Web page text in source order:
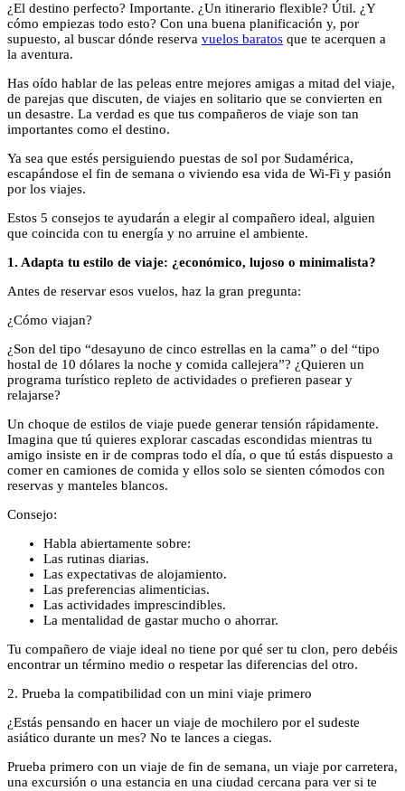
¿El destino perfecto? Importante. ¿Un itinerario flexible? Útil. ¿Y
cómo empiezas todo esto? Con una buena planificación y, por
supuesto, al buscar dónde reserva vuelos baratos que te acerquen a
la aventura.
Has oído hablar de las peleas entre mejores amigas a mitad del viaje,
de parejas que discuten, de viajes en solitario que se convierten en
un desastre. La verdad es que tus compañeros de viaje son tan
importantes como el destino.
Ya sea que estés persiguiendo puestas de sol por Sudamérica,
escapándose el fin de semana o viviendo esa vida de Wi-Fi y pasión
por los viajes.
Estos 5 consejos te ayudarán a elegir al compañero ideal, alguien
que coincida con tu energía y no arruine el ambiente.
1. Adapta tu estilo de viaje: ¿económico, lujoso o minimalista?
Antes de reservar esos vuelos, haz la gran pregunta:
¿Cómo viajan?
¿Son del tipo “desayuno de cinco estrellas en la cama” o del “tipo
hostal de 10 dólares la noche y comida callejera”? ¿Quieren un
programa turístico repleto de actividades o prefieren pasear y
relajarse?
Un choque de estilos de viaje puede generar tensión rápidamente.
Imagina que tú quieres explorar cascadas escondidas mientras tu
amigo insiste en ir de compras todo el día, o que tú estás dispuesto a
comer en camiones de comida y ellos solo se sienten cómodos con
reservas y manteles blancos.
Consejo:
Habla abiertamente sobre:
Las rutinas diarias.
Las expectativas de alojamiento.
Las preferencias alimenticias.
Las actividades imprescindibles.
La mentalidad de gastar mucho o ahorrar.
Tu compañero de viaje ideal no tiene por qué ser tu clon, pero debéis
encontrar un término medio o respetar las diferencias del otro.
2. Prueba la compatibilidad con un mini viaje primero
¿Estás pensando en hacer un viaje de mochilero por el sudeste
asiático durante un mes? No te lances a ciegas.
Prueba primero con un viaje de fin de semana, un viaje por carretera,
una excursión o una estancia en una ciudad cercana para ver si te